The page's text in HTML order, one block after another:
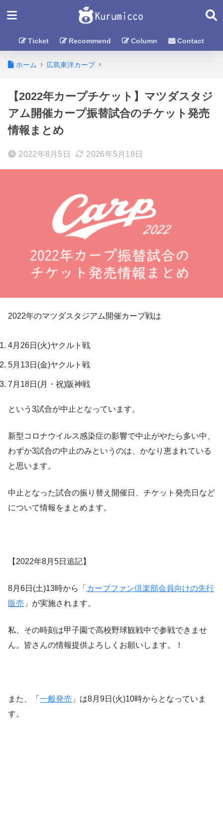
Ticket Recommend Column Contact
ホーム 広島東洋カープ
【2022年カープチケット】マツダスタジ
アム開催カープ振替試合のチケット発売
情報まとめ
2022年8月5日 2026年5月18日
2022年のマツダスタジアム開催カープ戦は
4月26日(火)ヤクルト戦
5月13日(金)ヤクルト戦
7月18日(月・祝)阪神戦
という3試合が中止となっています。
新型コロナウイルス感染症の影響で中止がやたら多い中、
わずか3試合の中止のみというのは、かなり恵まれている
と思います。
中止となった試合の振り替え開催日、チケット発売日など
について情報をまとめます。
【2022年8月5日追記】
8月6日(土)13時から「 カープファン倶楽部会員向けの先行
販売 」が実施されます。
私、その時刻は甲子園で高校野球観戦中で参戦できませ
ん。皆さんの情報提供よろしくお願いします。！
また、「 一般発売 」は8月9日(火)10時からとなっていま
す。